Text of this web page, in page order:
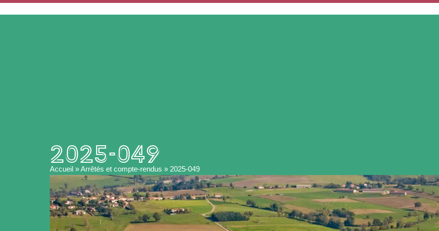
ACCUEIL MA MAIRIE MON QUOTIDIEN MES SERVICES
2025-049
Accueil »Arrêtés et compte-rendus » 2025-049